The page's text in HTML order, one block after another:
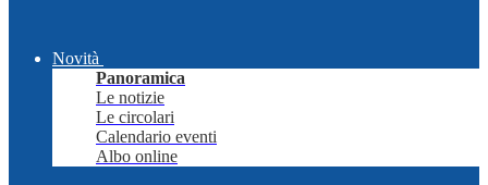
Novità
Panoramica
Le notizie
Le circolari
Calendario eventi
Albo online